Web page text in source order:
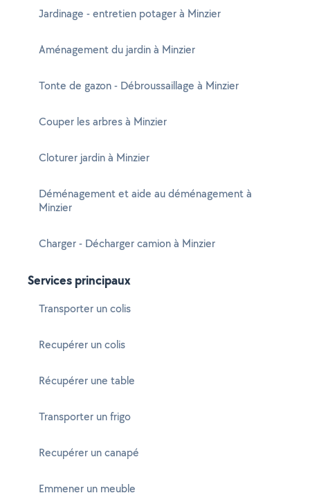
Jardinage - entretien potager à Minzier
Aménagement du jardin à Minzier
Tonte de gazon - Débroussaillage à Minzier
Couper les arbres à Minzier
Cloturer jardin à Minzier
Déménagement et aide au déménagement à
Minzier
Charger - Décharger camion à Minzier
Services principaux
Transporter un colis
Recupérer un colis
Récupérer une table
Transporter un frigo
Recupérer un canapé
Emmener un meuble